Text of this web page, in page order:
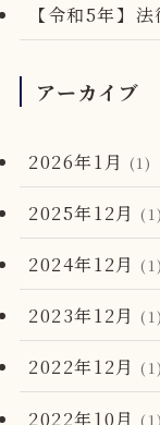
【令和5年】
アーカイブ
2026年1月 (1)
2025年12月 (1)
2024年12月 (1)
2023年12月 (1)
2022年12月 (1)
2022年10月 (1)